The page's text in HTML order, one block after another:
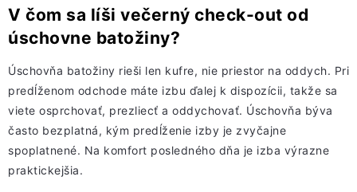
V čom sa líši večerný check-out od
úschovne batožiny?
Úschovňa batožiny rieši len kufre, nie priestor na oddych. Pri
predĺženom odchode máte izbu ďalej k dispozícii, takže sa
viete osprchovať, prezliecť a oddychovať. Úschovňa býva
často bezplatná, kým predĺženie izby je zvyčajne
spoplatnené. Na komfort posledného dňa je izba výrazne
praktickejšia.